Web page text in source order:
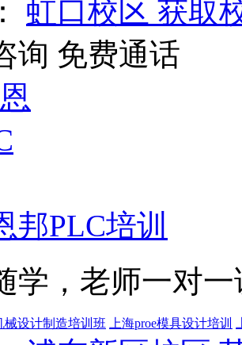
虹口校区 获取
询 免费通话
邦PLC培训
学，老师一对
械设计制造培训班 上海proe模具设计培训